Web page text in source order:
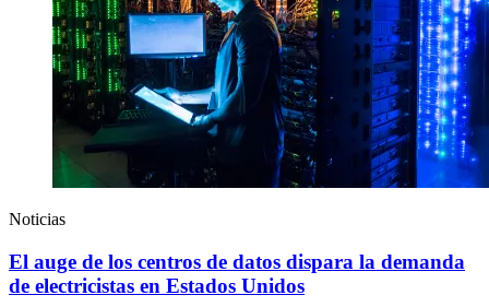
Noticias
El auge de los centros de datos dispara la demanda
de electricistas en Estados Unidos